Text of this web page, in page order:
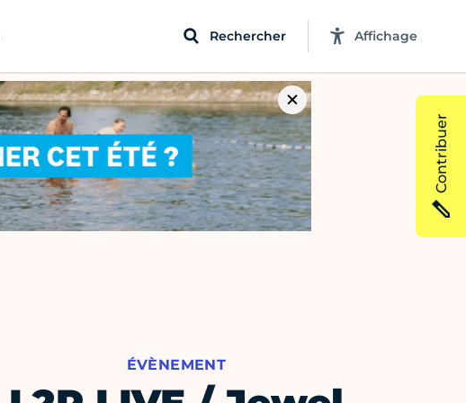
Rechercher Affichage
ÉVÈNEMENT
Contribuer